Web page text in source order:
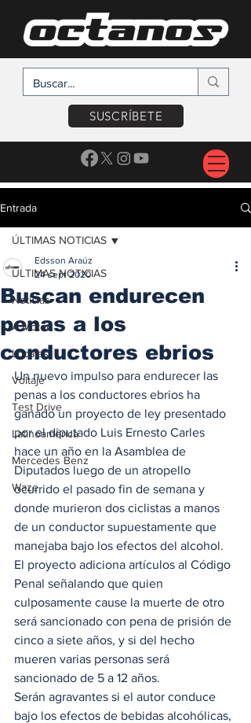
SUSCRÍBETE
Entrada
ÚLTIMAS NOTICIAS
Noticias
A Motor
Locales
Voltaje
Test Drive
Latinoamérica
Mercedes Benz
Waze
ÚLTIMAS NOTICIAS
Buscan endurecen
penas a los
conductores ebrios
Edsson Araúz
24 sept 2020
Un nuevo impulso para endurecer las
penas a los conductores ebrios ha
ganado un proyecto de ley presentado
por el diputado Luis Ernesto Carles
hace un año en la Asamblea de
Diputados luego de un atropello
ocurrido el pasado fin de semana y
donde murieron dos ciclistas a manos
de un conductor supuestamente que
manejaba bajo los efectos del alcohol.
El proyecto adiciona artículos al Código
Penal señalando que quien
culposamente cause la muerte de otro
será sancionado con pena de prisión de
cinco a siete años, y si del hecho
mueren varias personas será
sancionado de 5 a 12 años.
Serán agravantes si el autor conduce
bajo los efectos de bebidas alcohólicas,